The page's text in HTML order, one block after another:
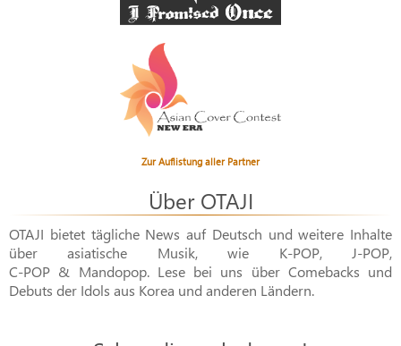
Zur Auflistung aller Partner
Über OTAJI
OTAJI bietet tägliche News auf Deutsch und weitere Inhalte
über asiatische Musik, wie K-POP, J-POP,
C-POP & Mandopop. Lese bei uns über Comebacks und
Debuts der Idols aus Korea und anderen Ländern.